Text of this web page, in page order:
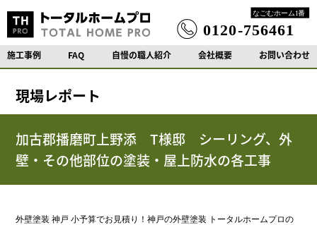
施工事例 FAQ 自慢の職人紹介 会社概要 お問い合わせ
現場レポート
加古郡播磨町上野添 T様邸 シーリング、外
壁・その他部位の塗装・屋上防水の各工事
外壁塗装 神戸 小予算でお見積り！神戸の外壁塗装 トータルホームプロの